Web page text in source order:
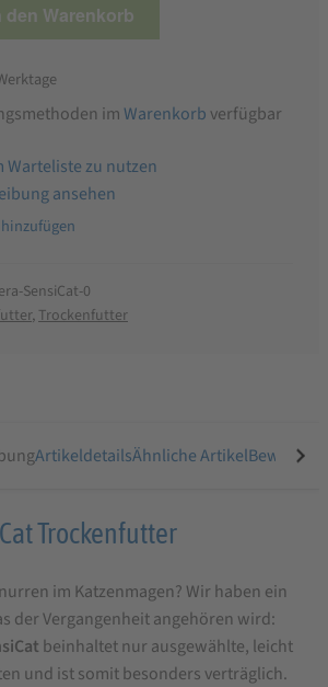
den Warenkorb
imWarenkorb verfügbar
Warteliste zu nutzen
ansehen
SensiCat-0
,Trockenfutter
ArtikeldetailsÄhnliche Artikel
Trockenfutter
im Katzenmagen? Wir haben ein
der Vergangenheit angehören wird:
beinhaltet nur ausgewählte, leicht
und ist somit besonders verträglich.